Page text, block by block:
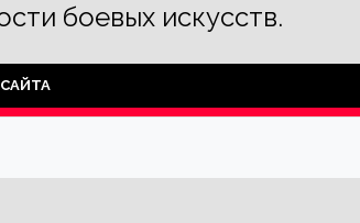
боевых искусств.